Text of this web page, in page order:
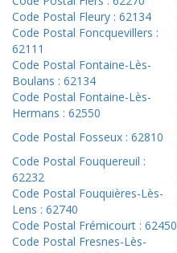
Code Postal Fleury : 62134
Code Postal Foncquevillers :
62111
Code Postal Fontaine-Lès-
Boulans : 62134
Code Postal Fontaine-Lès-
Hermans : 62550
Code Postal Fosseux : 62810
Code Postal Fouquereuil :
62232
Code Postal Fouquières-Lès-
Lens : 62740
Code Postal Frémicourt : 62450
Code Postal Fresnes-Lès-